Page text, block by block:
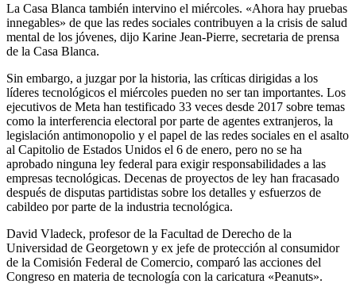
La Casa Blanca también intervino el miércoles. «Ahora hay pruebas
innegables» de que las redes sociales contribuyen a la crisis de salud
mental de los jóvenes, dijo Karine Jean-Pierre, secretaria de prensa
de la Casa Blanca.
Sin embargo, a juzgar por la historia, las críticas dirigidas a los
líderes tecnológicos el miércoles pueden no ser tan importantes. Los
ejecutivos de Meta han testificado 33 veces desde 2017 sobre temas
como la interferencia electoral por parte de agentes extranjeros, la
legislación antimonopolio y el papel de las redes sociales en el asalto
al Capitolio de Estados Unidos el 6 de enero, pero no se ha
aprobado ninguna ley federal para exigir responsabilidades a las
empresas tecnológicas. Decenas de proyectos de ley han fracasado
después de disputas partidistas sobre los detalles y esfuerzos de
cabildeo por parte de la industria tecnológica.
David Vladeck, profesor de la Facultad de Derecho de la
Universidad de Georgetown y ex jefe de protección al consumidor
de la Comisión Federal de Comercio, comparó las acciones del
Congreso en materia de tecnología con la caricatura «Peanuts».